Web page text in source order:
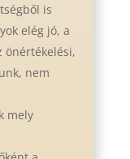
is
elég jó, a
önértékelési,
nem
mely